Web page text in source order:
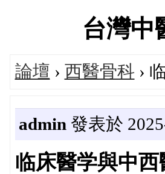
台灣中
論壇 › 西醫骨科 ›
admin 發表於
临床醫学與中